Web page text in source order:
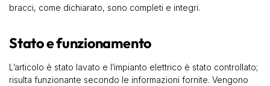
bracci, come dichiarato, sono completi e integri.
Stato e funzionamento
L’articolo è stato lavato e l’impianto elettrico è stato controllato;
risulta funzionante secondo le informazioni fornite. Vengono